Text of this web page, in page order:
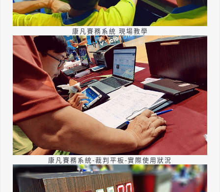
康凡賽務系統 現場教學
康凡賽務系統-裁判平板-實際使用狀況